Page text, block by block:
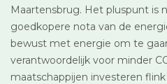
Maartensbrug. Het pluspunt is
goedkopere nota van de
bewust met energie om te
verantwoordelijk voor minder
maatschappijen investeren